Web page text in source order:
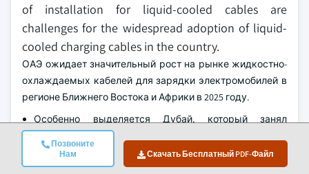
Позвоните
Нам
Скачать Бесплатный PDF-Файл
of installation for liquid-cooled cables are
challenges for the widespread adoption of liquid-
cooled charging cables in the country.
ОАЭ ожидает значительный рост на рынке жидкостно-
охлаждаемых кабелей для зарядки электромобилей в
регионе Ближнего Востока и Африки в 2025 году.
Особенно выделяется Дубай, который занял
лидирующие позиции в предоставлении
инфраструктуры для зарядки электромобилей. Dubai
Electricity and Water Authority (DEWA) возглавляет